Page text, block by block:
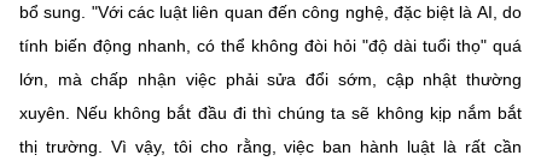
bổ sung. "Với các luật liên quan đến công nghệ, đặc biệt là AI, do
tính biến động nhanh, có thể không đòi hỏi "độ dài tuổi thọ" quá
lớn, mà chấp nhận việc phải sửa đổi sớm, cập nhật thường
xuyên. Nếu không bắt đầu đi thì chúng ta sẽ không kịp nắm bắt
thị trường. Vì vậy, tôi cho rằng, việc ban hành luật là rất cần